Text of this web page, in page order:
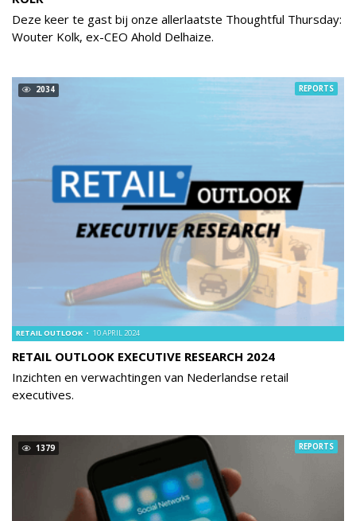
Deze keer te gast bij onze allerlaatste Thoughtful Thursday:
Wouter Kolk, ex-CEO Ahold Delhaize.
2034
RETAIL OUTLOOK EXECUTIVE RESEARCH 2024
RETAIL OUTLOOK 10 APRIL 2024
REPORTS
Inzichten en verwachtingen van Nederlandse retail
executives.
1379 REPORTS